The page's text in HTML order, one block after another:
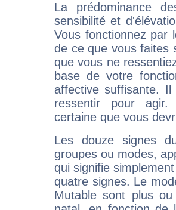
La prédominance
sensibilité et
Vous fonctionnez
de ce que vous faites
que vous ne
base de votre
affective suffisante.
ressentir pour agir.
certaine que vous
Les douze signes
groupes ou modes,
qui signifie
quatre signes. Le
Mutable sont plus